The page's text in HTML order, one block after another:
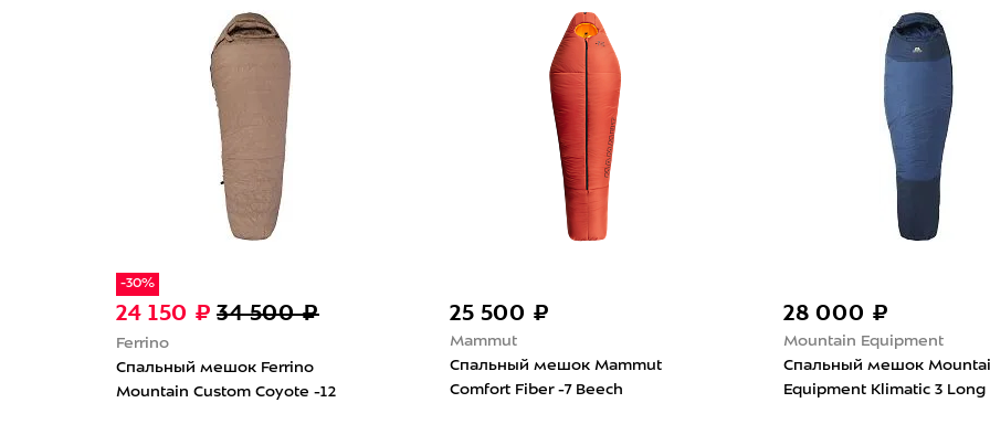
-30%
24 150 ₽ 34 500 ₽
Ferrino
Спальный мешок Ferrino
Mountain Custom Coyote -12
25 500 ₽
Mammut
Спальный мешок Mammut
Comfort Fiber -7 Beech
28 000 ₽
Mountain Equipment
Спальный мешок
Equipment Klimatic 3 Long